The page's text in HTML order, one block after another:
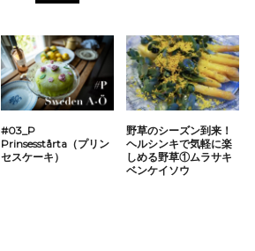
#03_P
Prinsesstårta（プリン
セスケーキ）
野草のシーズン到来！
ヘルシンキで気軽に楽
しめる野草①ムラサキ
ベンケイソウ